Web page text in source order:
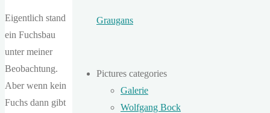
Eigentlich stand
ein Fuchsbau
unter meiner
Beobachtung.
Aber wenn kein
Fuchs dann gibt
Graugans
Pictures categories
Galerie
Wolfgang Bock